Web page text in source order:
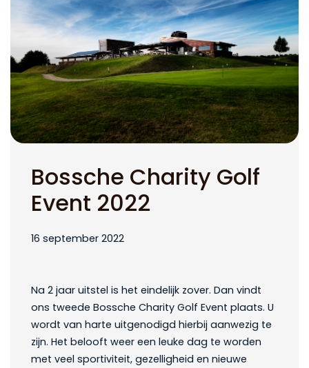
Bossche Charity Golf
Event 2022
16 september 2022
Na 2 jaar uitstel is het eindelijk zover. Dan vindt
ons tweede Bossche Charity Golf Event plaats. U
wordt van harte uitgenodigd hierbij aanwezig te
zijn. Het belooft weer een leuke dag te worden
met veel sportiviteit, gezelligheid en nieuwe